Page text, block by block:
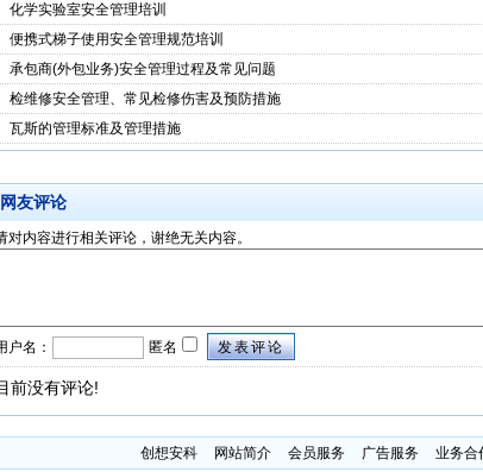
化学实验室安全管理培训
便携式梯子使用安全管理规范培训
承包商(外包业务)安全管理过程及常见问题
检维修安全管理、常见检修伤害及预防措施
瓦斯的管理标准及管理措施
网友评论
对内容进行相关评论，谢绝无关内容。
户名： 匿名 发表评论
前没有评论!
创想安科 网站简介 会员服务 广告服务 业务合